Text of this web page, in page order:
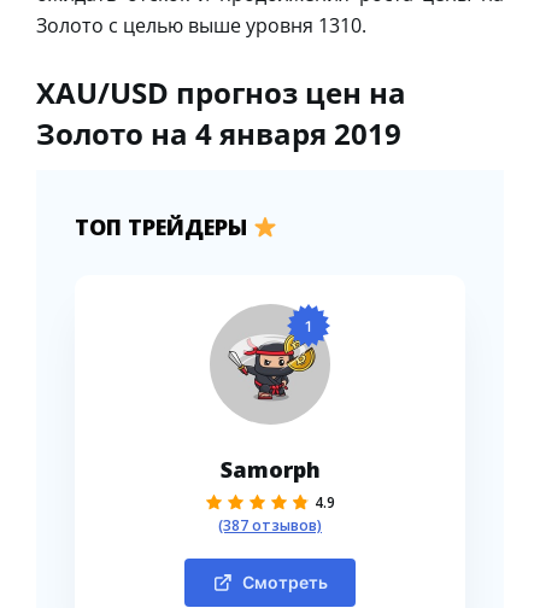
Золото с целью выше уровня 1310.
XAU/USD прогноз цен на
Золото на 4 января 2019
ТОП ТРЕЙДЕРЫ
1
Samorph
4.9
(387 отзывов)
Смотреть